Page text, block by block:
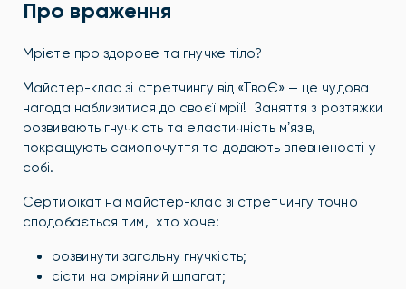
Про враження
Мрієте про здорове та гнучке тіло?
Майстер-клас зі стретчингу від «ТвоЄ» — це чудова
нагода наблизитися до своєї мрії! Заняття з розтяжки
розвивають гнучкість та еластичність мʼязів,
покращують самопочуття та додають впевненості у
собі.
Сертифікат на майстер-клас зі стретчингу точно
сподобається тим, хто хоче:
розвинути загальну гнучкість;
сісти на омріяний шпагат;